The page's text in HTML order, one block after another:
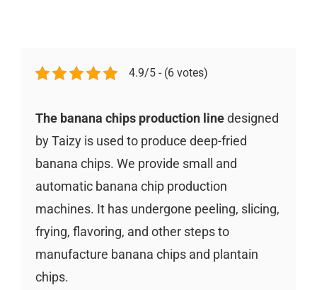
4.9/5 - (6 votes)
The banana chips production linedesigned
by Taizy is used to produce deep-fried
banana chips. We provide small and
automatic banana chip production
machines. It has undergone peeling, slicing,
frying, flavoring, and other steps to
manufacture banana chips and plantain
chips.